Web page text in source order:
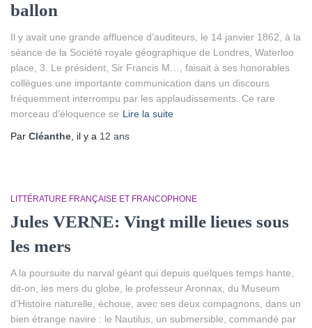
ballon
Il y avait une grande affluence d’auditeurs, le 14 janvier 1862, à la
séance de la Société royale géographique de Londres, Waterloo
place, 3. Le président, Sir Francis M…, faisait à ses honorables
collègues une importante communication dans un discours
fréquemment interrompu par les applaudissements. Ce rare
morceau d’éloquence se Lire la suite
Par Cléanthe, il y a 12 ans
LITTÉRATURE FRANÇAISE ET FRANCOPHONE
Jules VERNE: Vingt mille lieues sous
les mers
A la poursuite du narval géant qui depuis quelques temps hante,
dit-on, les mers du globe, le professeur Aronnax, du Museum
d’Histoire naturelle, échoue, avec ses deux compagnons, dans un
bien étrange navire : le Nautilus, un submersible, commandé par